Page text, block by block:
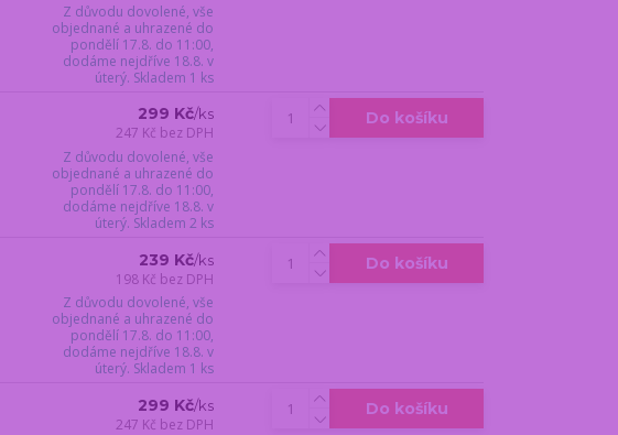
Z důvodu dovolené, vše
objednané a uhrazené do
pondělí 17.8. do 11:00,
dodáme nejdříve 18.8. v
úterý. Skladem 1 ks
299 Kč/ks
247 Kč bez DPH
Z důvodu dovolené, vše
objednané a uhrazené do
pondělí 17.8. do 11:00,
dodáme nejdříve 18.8. v
úterý. Skladem 2 ks
Do košíku
239 Kč/ks
198 Kč bez DPH
Z důvodu dovolené, vše
objednané a uhrazené do
pondělí 17.8. do 11:00,
dodáme nejdříve 18.8. v
úterý. Skladem 1 ks
Do košíku
299 Kč/ks
247 Kč bez DPH
Do košíku